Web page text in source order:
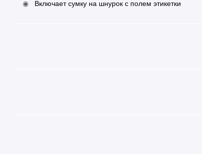
Включает сумку на шнурок с полем этикетки